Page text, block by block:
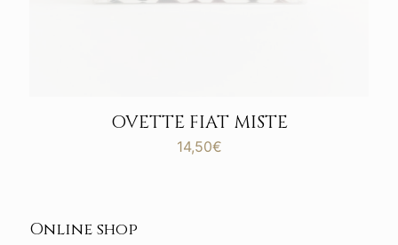
OVETTE FIAT MISTE
14,50€
Online shop